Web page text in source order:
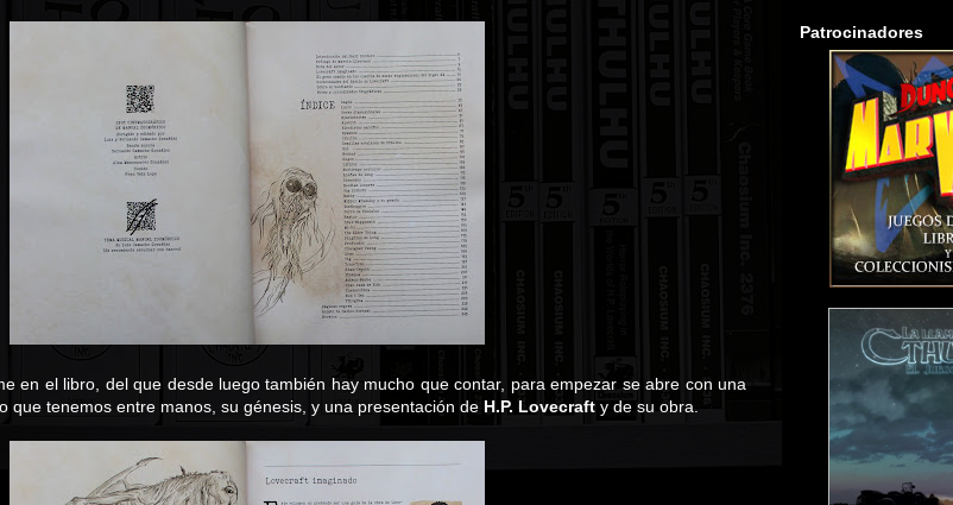
en el libro, del que desde luego también hay mucho que contar, para empezar se abre con una
que tenemos entre manos, su génesis, y una presentación de H.P. Lovecraft y de su obra.
Patrocinadores